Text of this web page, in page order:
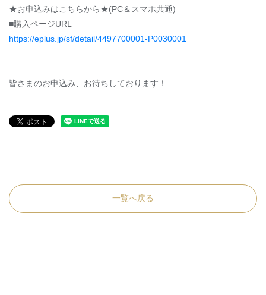
★お申込みはこちらから★(PC＆スマホ共通)
■購入ページURL
https://eplus.jp/sf/detail/4497700001-P0030001
皆さまのお申込み、お待ちしております！
一覧へ戻る